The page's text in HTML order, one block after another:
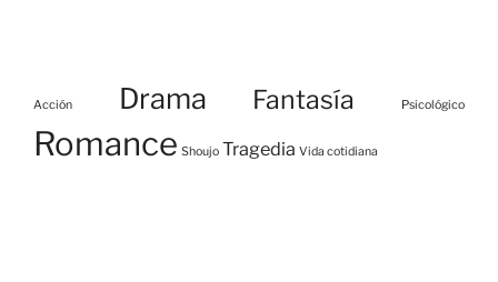
Acción Drama Fantasía Psicológico
Romance Shoujo Tragedia Vida cotidiana